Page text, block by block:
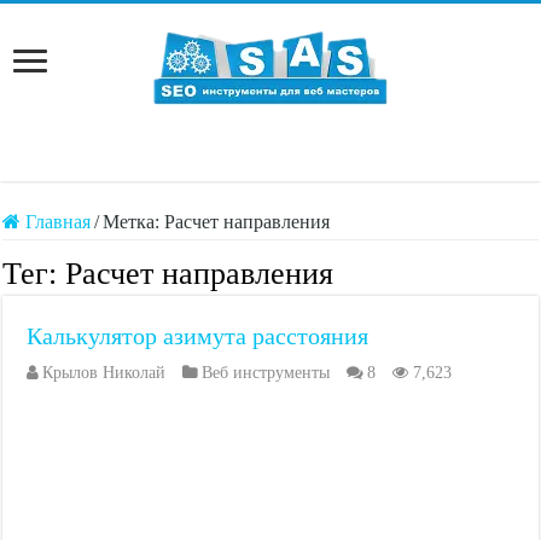
Главная/Метка:Расчет направления
Тег:Расчет направления
Калькулятор азимута расстояния
Крылов Николай Веб инструменты 8 7,623